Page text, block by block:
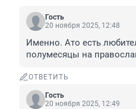
Гость
20 ноября 2025, 12:48
Именно. Ато есть
полумесяцы на
ОТВЕТИТЬ
Гость
20 ноября 2025, 12:49